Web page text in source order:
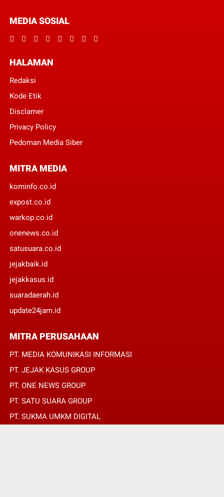
MEDIA SOSIAL
HALAMAN
Redaksi
Kode Etik
Disclamer
Privacy Policy
Pedoman Media Siber
MITRA MEDIA
kominfo.co.id
expost.co.id
warkop.co.id
onenews.co.id
satusuara.co.id
jejakbaik.id
jejakkasus.id
suaradaerah.id
update24jam.id
MITRA PERUSAHAAN
PT. MEDIA KOMUNIKASI INFORMASI
PT. JEJAK KASUS GROUP
PT. ONE NEWS GROUP
PT. SATU SUARA GROUP
PT. SUKMA UMKM DIGITAL